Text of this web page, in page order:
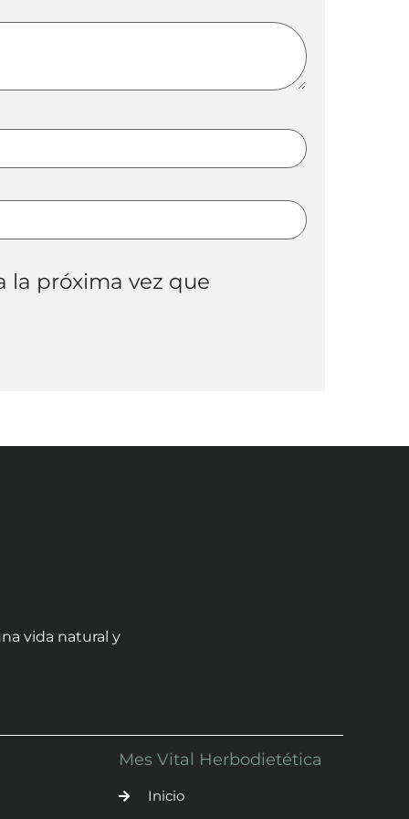
la próxima vez que
vida natural y
Mes Vital Herbodietética
Inicio